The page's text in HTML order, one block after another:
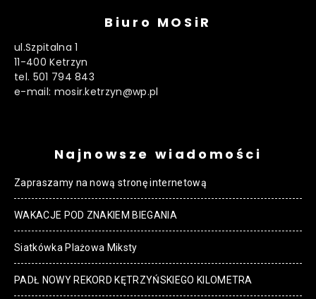
Biuro MOSiR
ul.Szpitalna 1
11-400 Ketrzyn
tel. 501 794 843
e-mail: mosir.ketrzyn@wp.pl
Najnowsze wiadomości
Zapraszamy na nową stronę internetową
WAKACJE POD ZNAKIEM BIEGANIA
Siatkówka Plażowa Miksty
PADŁ NOWY REKORD KĘTRZYŃSKIEGO KILOMETRA